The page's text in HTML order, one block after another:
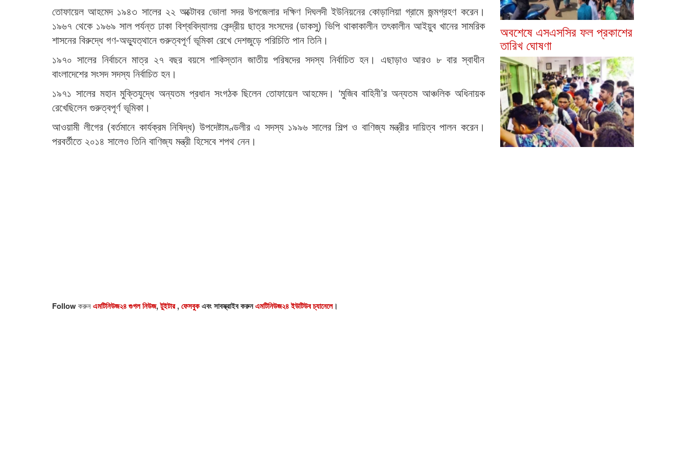
তোফায়েল আহমেদ ১৯৪৩ সালের ২২ অক্টোবর ভোলা সদর উপজেলার দক্ষিণ দিঘলদী ইউনিয়নের কোড়ালিয়া গ্রামে জন্মগ্রহণ করেন।
১৯৬৭ থেকে ১৯৬৯ সাল পর্যন্ত ঢাকা বিশ্ববিদ্যালয় কেন্দ্রীয় ছাত্র সংসদের (ডাকসু) ভিপি থাকাকালীন তৎকালীন আইয়ুব খানের সামরিক
শাসনের বিরুদ্ধে গণ-অভ্যুত্থানে গুরুত্বপূর্ণ ভূমিকা রেখে দেশজুড়ে পরিচিতি পান তিনি।
১৯৭০ সালের নির্বাচনে মাত্র ২৭ বছর বয়সে পাকিস্তান জাতীয় পরিষদের সদস্য নির্বাচিত হন। এছাড়াও আরও ৮ বার স্বাধীন
বাংলাদেশের সংসদ সদস্য নির্বাচিত হন।
১৯৭১ সালের মহান মুক্তিযুদ্ধে অন্যতম প্রধান সংগঠক ছিলেন তোফায়েল আহমেদ। ‘মুজিব বাহিনী’র অন্যতম আঞ্চলিক অধিনায়ক
রেখেছিলেন গুরুত্বপূর্ণ ভূমিকা।
আওয়ামী লীগের (বর্তমানে কার্যক্রম নিষিদ্ধ) উপদেষ্টামণ্ডলীর এ সদস্য ১৯৯৬ সালের শিল্প ও বাণিজ্য মন্ত্রীর দায়িত্ব পালন করেন।
পরবর্তীতে ২০১৪ সালেও তিনি বাণিজ্য মন্ত্রী হিসেবে শপথ নেন।
Followকরুনএমটিনিউজ২৪ গুগল নিউজ,টুইটার,ফেসবুকএবং সাবস্ক্রাইব করুনএমটিনিউজ২৪ ইউটিউব চ্যানেলে।
অবশেষে এসএসসির ফল প্রকাশের
তারিখ ঘোষণা